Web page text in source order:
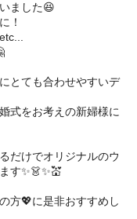
ました😆
！
とても合わせやすいデ
式をお考えの新婦様に
だけでオリジナルのウ
す✨👗✨💒
方💖に是非おすすめし